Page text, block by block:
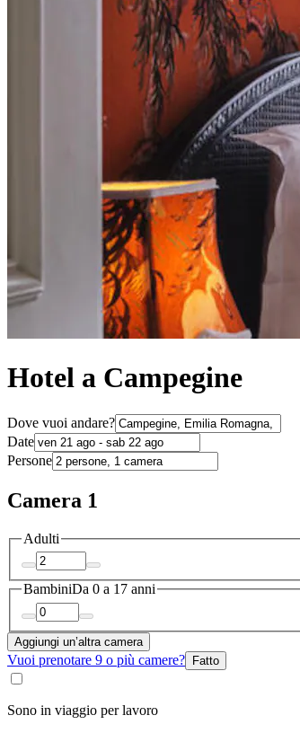
Hotel a Campegine
Dove vuoi andare?
Date
Persone
Camera 1
Adulti
BambiniDa 0 a 17 anni
Aggiungi un’altra camera
Vuoi prenotare 9 o più camere? Fatto
Sono in viaggio per lavoro